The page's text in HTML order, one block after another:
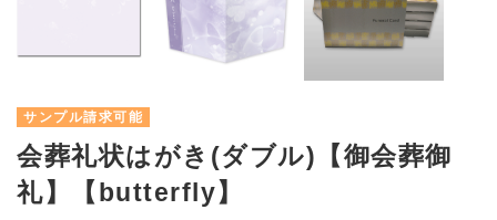
サンプル請求可能
会葬礼状はがき(ダブル)【御会葬御
礼】【butterfly】